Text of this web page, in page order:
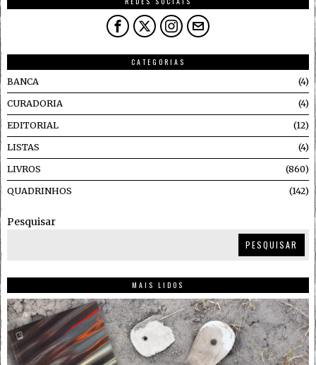
CATEGORIAS
BANCA
4
CURADORIA 4
EDITORIAL 12
LISTAS 4
LIVROS 860
QUADRINHOS 142
Pesquisar
PESQUISAR
MAIS LIDOS